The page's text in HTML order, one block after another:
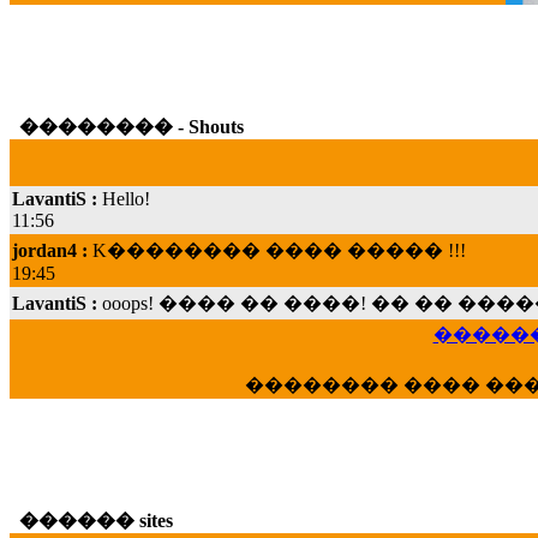
�������� - Shouts
11:56
jordan4 :
19:45
LavantiS :
���; ���� ��� ��� �������� ����
veronica :E���� 2012 ��� ����� ���
�������� ����
������ sites